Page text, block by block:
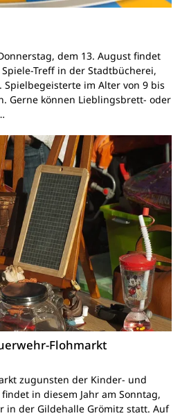
dem 13. August findet
Treff in der Stadtbücherei,
Spielbegeisterte im Alter von 9 bis
Gerne können Lieblingsbrett- oder
Flohmarkt
zugunsten der Kinder- und
in diesem Jahr am Sonntag,
in der Gildehalle Grömitz statt. Auf